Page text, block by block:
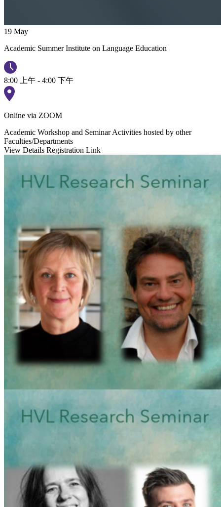
19 May
Academic Summer Institute on Language Education
8:00 上午 - 4:00 下午
Online via ZOOM
Academic Workshop and Seminar Activities hosted by other
Faculties/Departments
View Details Registration Link